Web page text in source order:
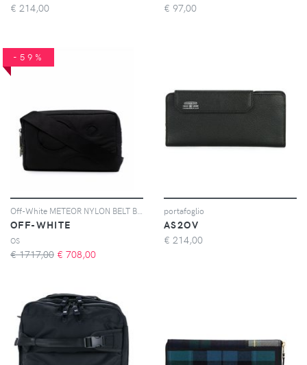
€ 214,00
€ 97,00
-59%
OFF-WHITE
OS
€ 1717,00 € 708,00
portafoglio
AS2OV
€ 214,00